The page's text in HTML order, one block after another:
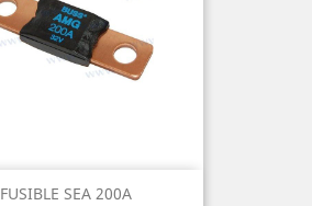
FUSIBLE SEA 200A